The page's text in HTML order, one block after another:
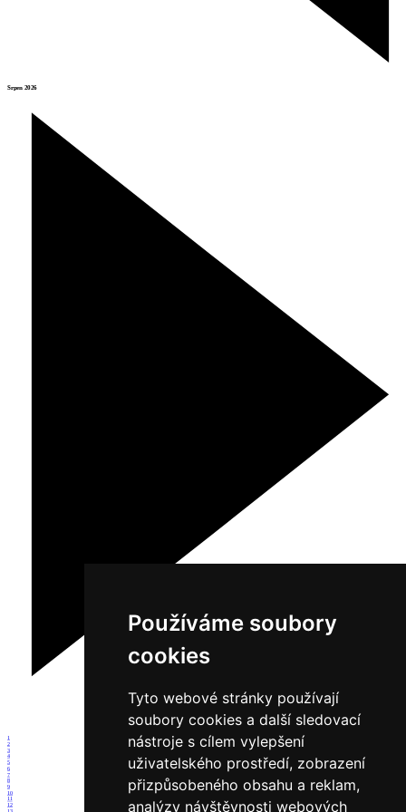
Používáme soubory
cookies
Tyto webové stránky používají
soubory cookies a další sledovací
nástroje s cílem vylepšení
uživatelského prostředí, zobrazení
přizpůsobeného obsahu a reklam,
analýzy návštěvnosti webových
Srpen 2026
1
2
3
4
5
6
7
8
9
10
11
12